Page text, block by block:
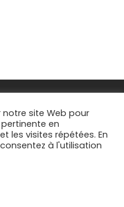
notre site Web pour
en
les visites répétées. En
à l'utilisation